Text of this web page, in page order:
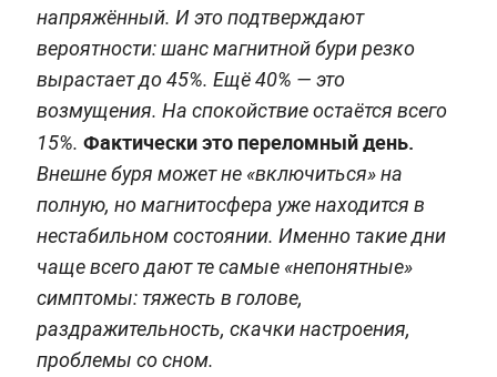
напряжённый. И это подтверждают
вероятности: шанс магнитной бури резко
вырастает до 45%. Ещё 40% — это
возмущения. На спокойствие остаётся всего
15%. Фактически это переломный день.
Внешне буря может не «включиться» на
полную, но магнитосфера уже находится в
нестабильном состоянии. Именно такие дни
чаще всего дают те самые «непонятные»
симптомы: тяжесть в голове,
раздражительность, скачки настроения,
проблемы со сном.